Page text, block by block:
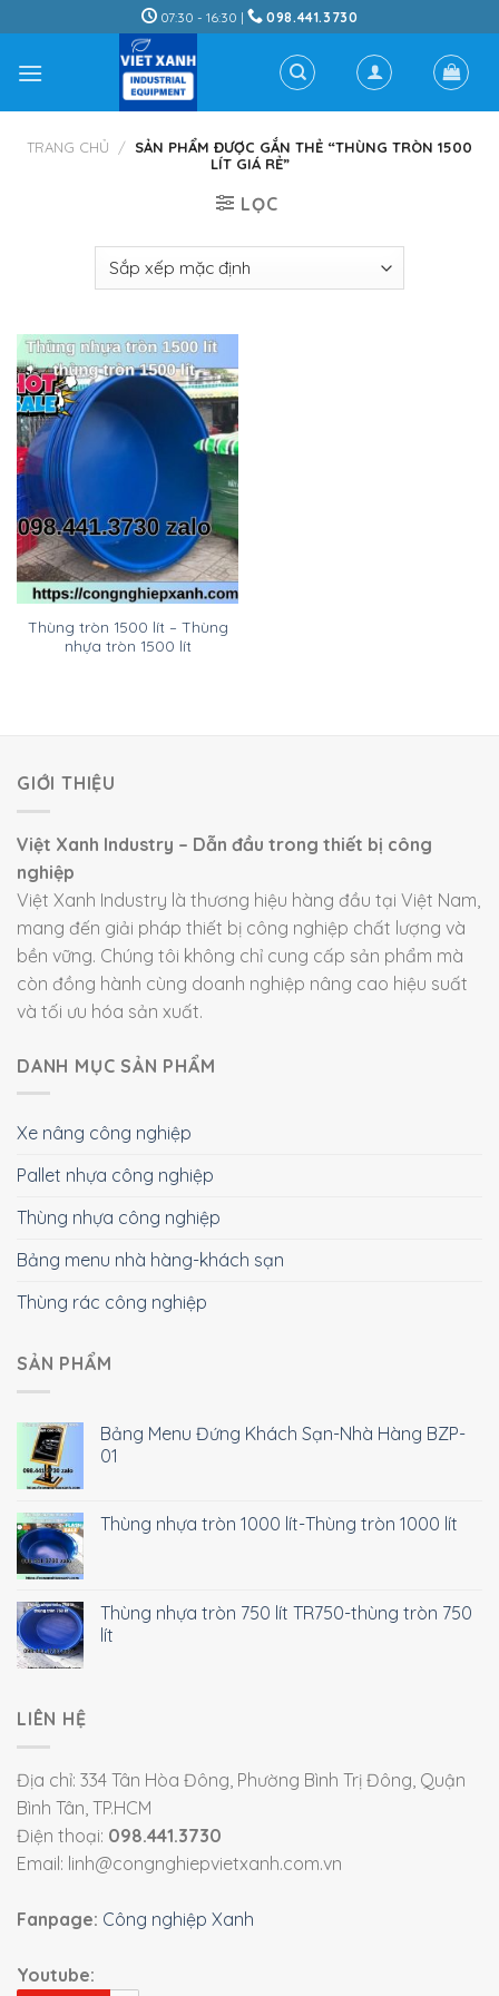
to
content
07:30 - 16:30 | 098.441.3730
TRANG CHỦ / SẢN PHẨM ĐƯỢC GẮN THẺ “THÙNG TRÒN 1500
LÍT GIÁ RẺ”
LỌC
Thùng tròn 1500 lít – Thùng
nhựa tròn 1500 lít
GIỚI THIỆU
Việt Xanh Industry – Dẫn đầu trong thiết bị công
nghiệp
Việt Xanh Industry là thương hiệu hàng đầu tại Việt Nam,
mang đến giải pháp thiết bị công nghiệp chất lượng và
bền vững. Chúng tôi không chỉ cung cấp sản phẩm mà
còn đồng hành cùng doanh nghiệp nâng cao hiệu suất
và tối ưu hóa sản xuất.
DANH MỤC SẢN PHẨM
Xe nâng công nghiệp
Pallet nhựa công nghiệp
Thùng nhựa công nghiệp
Bảng menu nhà hàng-khách sạn
Thùng rác công nghiệp
SẢN PHẨM
Bảng Menu Đứng Khách Sạn-Nhà Hàng BZP-
01
Thùng nhựa tròn 1000 lít-Thùng tròn 1000 lít
Thùng nhựa tròn 750 lít TR750-thùng tròn 750
lít
LIÊN HỆ
Địa chỉ: 334 Tân Hòa Đông, Phường Bình Trị Đông, Quận
Bình Tân, TP.HCM
Điện thoại: 098.441.3730
Email: linh@congnghiepvietxanh.com.vn
Fanpage: Công nghiệp Xanh
Youtube: